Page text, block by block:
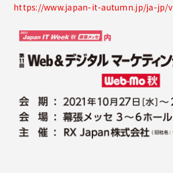
https://www.japan-it-autumn.jp/ja-jp/